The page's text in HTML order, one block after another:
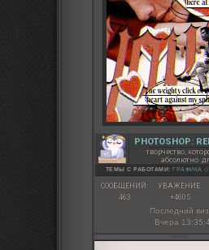
PHOTOSHOP:
творчество,
абсолютно
ТЕМЫ С РАБОТАМИ: ГРАФИКА ◇
СООБЩЕНИЙ:
463
УВАЖЕНИЕ:
+4605
Последний
Вчера